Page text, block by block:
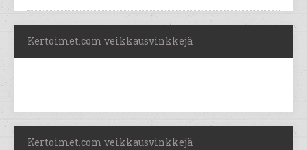
Kertoimet.com veikkausvinkkejä
Kertoimet.com veikkausvinkkejä